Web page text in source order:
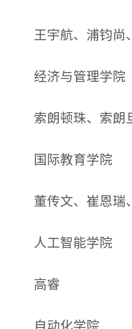
王宇航、浦钧尚
经济与管理学院
索朗顿珠、索朗
国际教育学院
董传文、崔恩瑞
人工智能学院
高睿
自动化学院